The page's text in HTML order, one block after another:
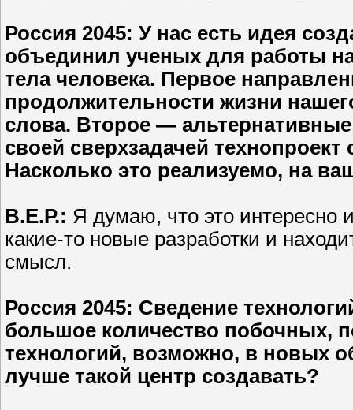
Россия 2045: У нас есть идея
объединил ученых для работы
тела человека. Первое
продолжительности жизни
слова. Второе —
своей сверхзадачей технопроект
Насколько это реализуемо, на
В.Е.Р.: Я думаю, что это интересно
какие-то новые разработки и
смысл.
Россия 2045: Сведение
большое количество побочных,
технологий, возможно, в новых
лучше такой центр создавать?